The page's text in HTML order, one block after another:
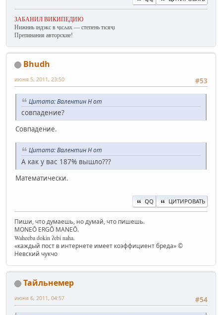
ЗАБАНИЛ ВИКИПЕДИЮ
Нижниь ıндэкс в ҷıсʌах — степень тıсяҷı
Препинания авторские!
Bhudh
#53
июня 5, 2011, 23:50
Цитата: Валентин Н от
совпадение?
Совпадение.
Цитата: Валентин Н от
А как у вас 187% вышло???
Математически.
QQ ЦИТИРОВАТЬ
Пиши, что думаешь, но думай, что пишешь.
MONEŌ ERGŌ MANEŌ.
Waheeba dokin ʔebi naha.
«каждый пост в интернете имеет коэффициент бреда» ©
Невский чукчо
Тайльнемер
#54
июня 6, 2011, 04:57